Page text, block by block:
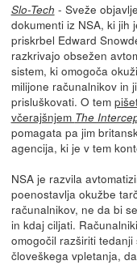
Slo-Tech - Sveže
dokumenti iz NSA, ki jih
priskrbel Edward
razkrivajo obsežen
sistem, ki omogoča
milijone računalnikov in
prisluškovati. O tem
včerajšnjem The
pomagata pa jim
agencija, ki je v tem
NSA je razvila
poenostavlja okužbe
računalnikov, ne da bi
in kdaj ciljati.
omogočil razširiti
človeškega vpletanja,